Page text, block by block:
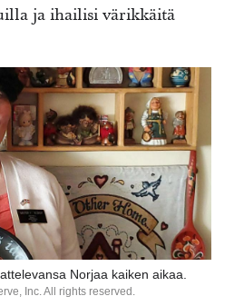
ja ihailisi värikkäitä
Norjaa kaiken aikaa.
Inc. All rights reserved.